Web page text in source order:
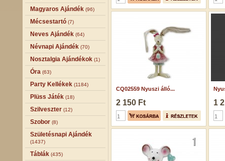
Magyaros Ajándék (96)
Mécsestartó (7)
Neves Ajándék (64)
Névnapi Ajándék (70)
Nosztalgia Ajándékok (1)
Óra (63)
Party Kellékek (1184)
Plüss Játék (18)
Szilveszter (12)
Szobor (8)
Születésnapi Ajándék
(1437)
Táblák (435)
CQ02559 Nyuszi álló...
2 150 Ft 1